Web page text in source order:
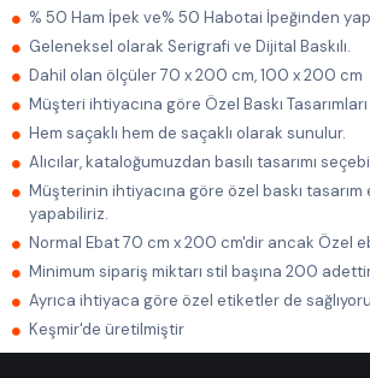
% 50 Ham İpek ve% 50 Habotai İpeğinden
Geleneksel olarak Serigrafi ve Dijital Baskılı.
Dahil olan ölçüler 70 x 200 cm, 100 x 200 cm
Müşteri ihtiyacına göre Özel Baskı
Hem saçaklı hem de saçaklı olarak sunulur.
Alıcılar, kataloğumuzdan basılı tasarımı
Müşterinin ihtiyacına göre özel baskı tasarım
yapabiliriz.
Normal Ebat 70 cm x 200 cm'dir ancak Özel
Minimum sipariş miktarı stil başına 200
Ayrıca ihtiyaca göre özel etiketler de
Keşmir'de üretilmiştir